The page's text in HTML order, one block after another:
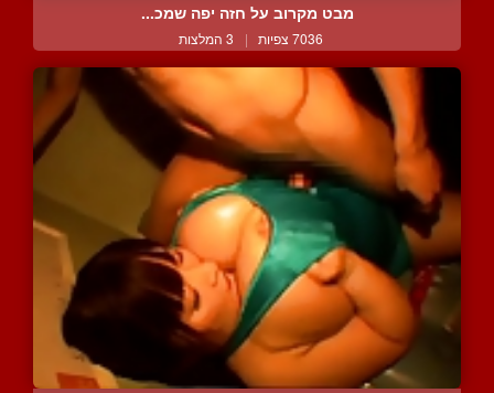
מבט מקרוב על חזה יפה שמכ...
7036 צפיות | 3 המלצות